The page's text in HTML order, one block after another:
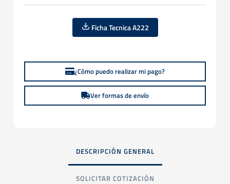
Ficha Tecnica A222
¿Cómo puedo realizar mi pago?
Ver formas de envío
DESCRIPCIÓN GENERAL
SOLICITAR COTIZACIÓN